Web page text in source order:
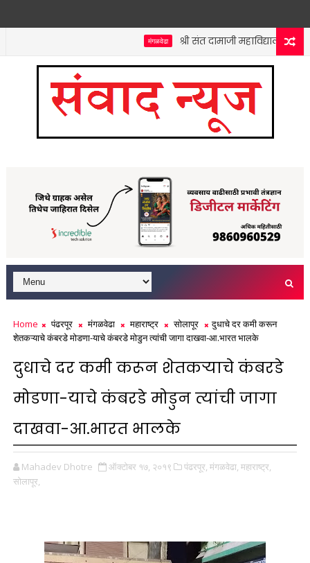
मंगळवेढा श्री संत दामाजी महाविद्यालयात
Home पंढरपूर मंगळवेढा महाराष्ट्र सोलापूर
दुधाचे दर कमी करून
शेतकऱ्याचे कंबरडे मोडणा-याचे कंबरडे मोडुन त्यांची जागा दाखवा-आ.भारत भालके
दुधाचे दर कमी करून शेतकऱ्याचे कंबरडे
मोडणा-याचे कंबरडे मोडुन त्यांची जागा
दाखवा-आ.भारत भालके
Mahadev Dhotre ऑक्टोबर १७, २०१९ पंढरपूर, मंगळवेढा, महाराष्ट्र,
सोलापूर,